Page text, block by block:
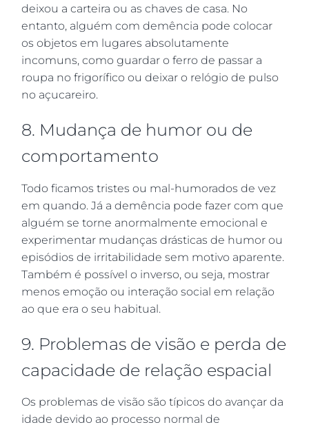
deixou a carteira ou as chaves de casa. No
entanto, alguém com demência pode colocar
os objetos em lugares absolutamente
incomuns, como guardar o ferro de passar a
roupa no frigorífico ou deixar o relógio de pulso
no açucareiro.
8. Mudança de humor ou de
comportamento
Todo ficamos tristes ou mal-humorados de vez
em quando. Já a demência pode fazer com que
alguém se torne anormalmente emocional e
experimentar mudanças drásticas de humor ou
episódios de irritabilidade sem motivo aparente.
Também é possível o inverso, ou seja, mostrar
menos emoção ou interação social em relação
ao que era o seu habitual.
9. Problemas de visão e perda de
capacidade de relação espacial
Os problemas de visão são típicos do avançar da
idade devido ao processo normal de